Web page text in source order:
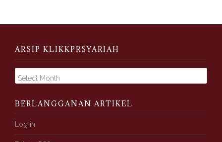
ARSIP KLIKKPRSYARIAH
A
i
p
K
l
BERLANGGANAN ARTIKEL
Log in